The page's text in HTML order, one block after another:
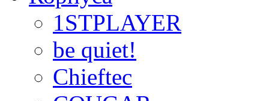
1STPLAYER
be quiet!
Chieftec